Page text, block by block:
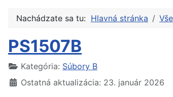
Nachádzate sa tu: Hlavná stránka
PS1507B
Kategória: Súbory B
Ostatná aktualizácia: 23. január 2026